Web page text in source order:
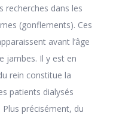
recherches dans les
(gonflements). Ces
avant l’âge
jambes. Il y est en
rein constitue la
patients dialysés
précisément, du